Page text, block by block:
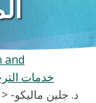
and
> د. جلين ماليكو-